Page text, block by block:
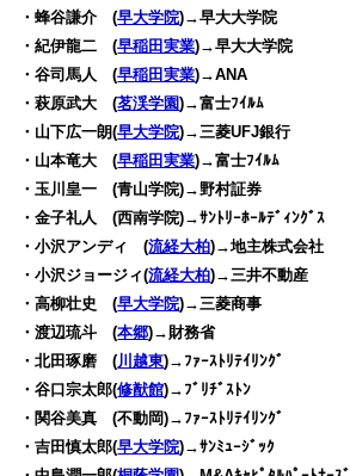
・蜂谷謙介 (早大学院)→早大大学院
・紀伊龍二 (早稲田実業)→早大大学院
・谷司馬人 (早稲田実業)→ANA
・萩原武大 (茗渓学園)→富士ﾌｲﾙﾑ
・山下広一朗(早大学院)→三菱UFJ銀行
・山本竜大 (早稲田実業)→富士ﾌｲﾙﾑ
・玉川皇一 (青山学院)→野村証券
・金子礼人 (西南学院)→ｻﾝﾄﾘｰﾎｰﾙﾃﾞｨﾝｸﾞｽ
・小沢アンディ (流経大柏)→地主株式会社
・小沢ジョージィ(流経大柏)→三井不動産
・高柳壮史 (早大学院)→三菱商事
・渡辺琉斗 (本郷)→財務省
・北田琢磨 (川越東)→ﾌｧｰｽﾄﾘﾃｲﾘﾝｸﾞ
・谷口宗太郎(修猷館)→ﾌﾞﾘﾁﾞｽﾄﾝ
・関谷美真 (不動岡)→ﾌｧｰｽﾄﾘﾃｲﾘﾝｸﾞ
・吉田慎太郎(早大学院)→ｻﾝﾐｭｰｼﾞｯｸ